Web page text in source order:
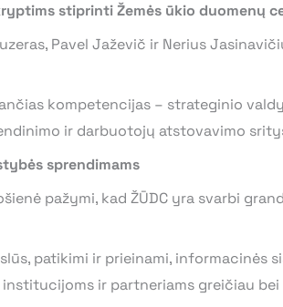
stiprinti Žemės ūkio duomenų
Pavel Jaževič ir Nerius
kompetencijas – strateginio
ir darbuotojų atstovavimo
sprendimams
pažymi, kad ŽŪDC yra svarbi
patikimi ir prieinami,
ir partneriams greičiau